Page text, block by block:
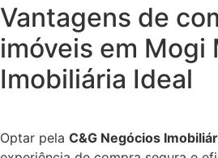
Vantagens de
imóveis em Mogi
Imobiliária Ideal
Optar pela C&G Negócios